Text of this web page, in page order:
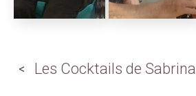
Les Cocktails de Sabrina